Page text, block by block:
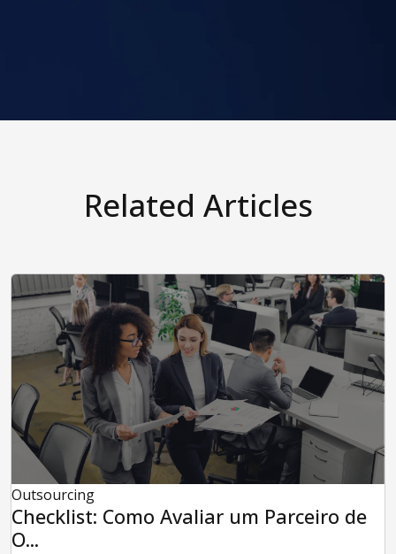
Related Articles
Outsourcing
Checklist: Como Avaliar um Parceiro de
O...